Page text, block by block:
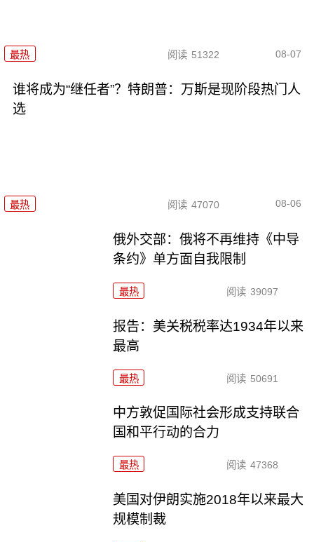
最热 阅读 51322 08-07
谁将成为“继任者”？特朗普：万斯是现阶段热门人
选
最热 阅读 47070 08-06
俄外交部：俄将不再维持《中导
条约》单方面自我限制
最热 阅读 39097
报告：美关税税率达1934年以来
最高
最热 阅读 50691
中方敦促国际社会形成支持联合
国和平行动的合力
最热 阅读 47368
美国对伊朗实施2018年以来最大
规模制裁